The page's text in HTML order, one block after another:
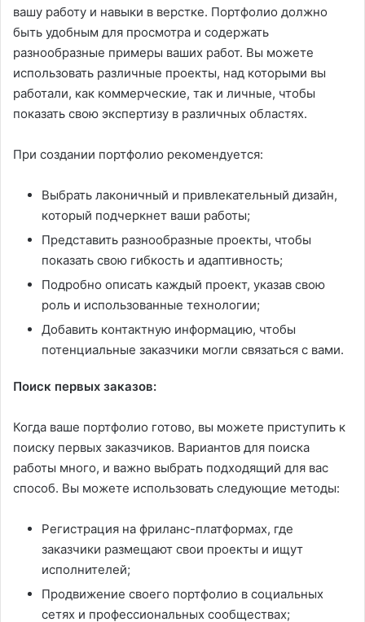
вашу работу и навыки в верстке. Портфолио должно
быть удобным для просмотра и содержать
разнообразные примеры ваших работ. Вы можете
использовать различные проекты, над которыми вы
работали, как коммерческие, так и личные, чтобы
показать свою экспертизу в различных областях.
При создании портфолио рекомендуется:
Выбрать лаконичный и привлекательный дизайн,
который подчеркнет ваши работы;
Представить разнообразные проекты, чтобы
показать свою гибкость и адаптивность;
Подробно описать каждый проект, указав свою
роль и использованные технологии;
Добавить контактную информацию, чтобы
потенциальные заказчики могли связаться с вами.
Поиск первых заказов:
Когда ваше портфолио готово, вы можете приступить к
поиску первых заказчиков. Вариантов для поиска
работы много, и важно выбрать подходящий для вас
способ. Вы можете использовать следующие методы:
Регистрация на фриланс-платформах, где
заказчики размещают свои проекты и ищут
исполнителей;
Продвижение своего портфолио в социальных
сетях и профессиональных сообществах;